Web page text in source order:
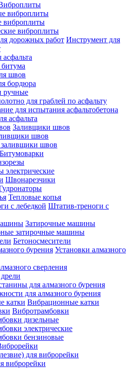
виброплиты
виброплиты
виброплиты
Инструмент для
асфальта
швов
бордюра
ручные
для граблей по асфальту
для испытания асфальтобетона
асфальта
Заливщики швов
швов
швов
Битумоварки
электрические
Швонарезчики
Тепловые копья
Штатив-треноги с
Затирочные машины
затирочные машины
Бетоносмесители
Установки алмазного
сверления
для алмазного бурения
для алмазного бурения
Вибрационные катки
Вибротрамбовки
дизельные
электрические
бензиновые
для виброрейки
виброрейки